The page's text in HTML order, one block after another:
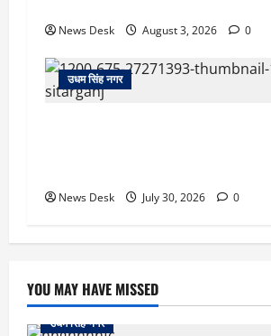
News Desk August 3, 2026 0
उधम सिंह नगर
News Desk July 30, 2026 0
YOU MAY HAVE MISSED
उधम सिंह नगर